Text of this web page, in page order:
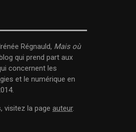
Régnauld, Mais où
qui prend part aux
concernent les
et le numérique en
visitez la page auteur.